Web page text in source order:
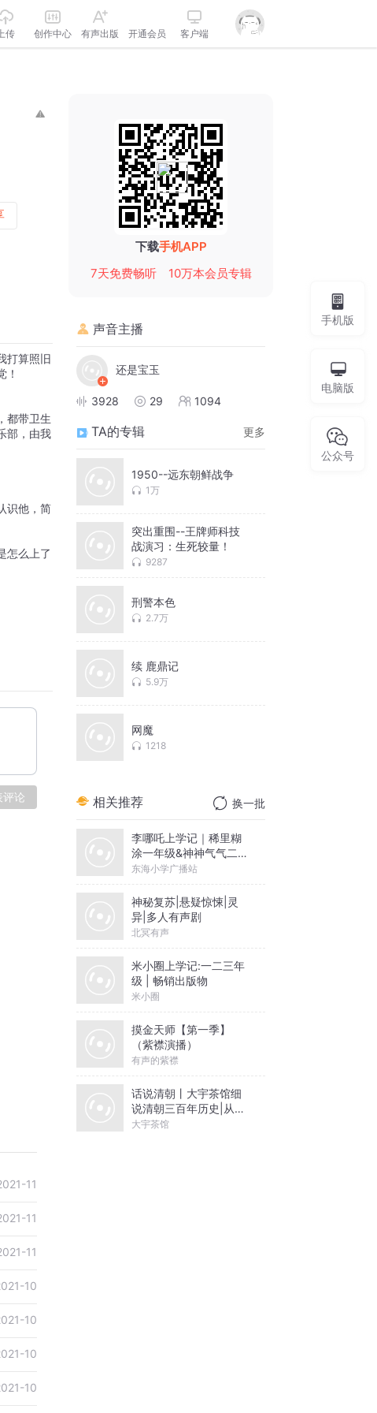
上传 创作中心 有声出版 开通会员 客户端
打算照旧
！
都带卫生
部，由我
识他，简
怎么上了
评论
11
11
11
10
10
10
10
下载手机APP
7天免费畅听
10万本会员专辑
声音主播
还是宝玉
3928 29 1094
TA的专辑 更多
1950--远东朝鲜战争
1万
突出重围--王牌师科技
战演习：生死较量！
9287
刑警本色
2.7万
续 鹿鼎记
5.9万
网魔
1218
相关推荐 换一批
李哪吒上学记｜稀里糊
涂一年级&神神气气二年
级
东海小学广播站
神秘复苏|悬疑惊悚|灵
异|多人有声剧
北冥有声
米小圈上学记:一二三年
级 | 畅销出版物
米小圈
摸金天师【第一季】
（紫襟演播）
有声的紫襟
话说清朝丨大宇茶馆细
说清朝三百年历史|从努
尔哈赤到末代皇帝溥仪|
大宇茶馆
手机版
电脑版
公众号